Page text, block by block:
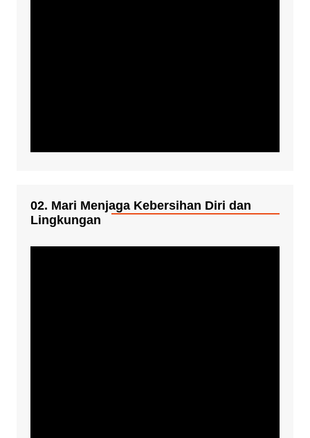
02. Mari Menjaga Kebersihan Diri dan
Lingkungan